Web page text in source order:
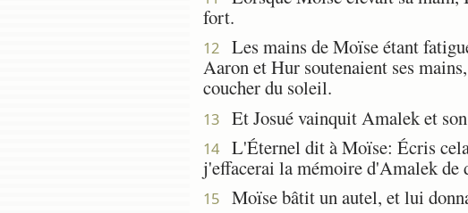
fort.
12
Les mains de Moïse étant
Aaron et Hur soutenaient ses
coucher du soleil.
13 Et Josué vainquit Amalek et
14
L'Éternel dit à Moïse: Écris
j'effacerai la mémoire d'Amalek de
15 Moïse bâtit un autel, et lui